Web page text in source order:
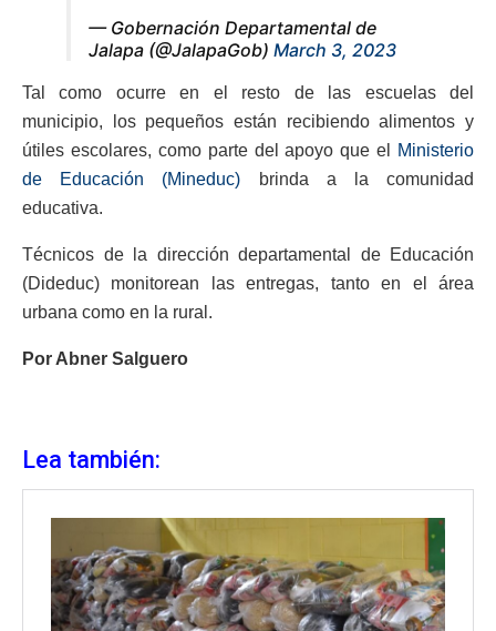
— Gobernación Departamental de
Jalapa (@JalapaGob) March 3, 2023
Tal como ocurre en el resto de las escuelas del
municipio, los pequeños están recibiendo alimentos y
útiles escolares, como parte del apoyo que el
Ministerio
de Educación (Mineduc) brinda a la comunidad
educativa.
Técnicos de la dirección departamental de Educación
(Dideduc) monitorean las entregas, tanto en el área
urbana como en la rural.
Por Abner Salguero
Lea también: